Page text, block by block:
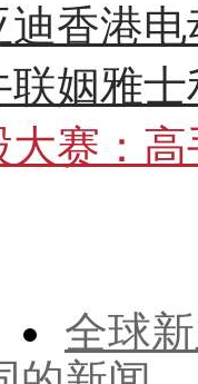
迪香港
联姻雅
大赛：高
全球